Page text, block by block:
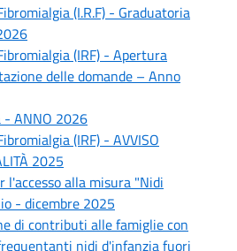
(I.R.F) - Graduatoria
(IRF) - Apertura
delle domande – Anno
ANNO 2026
(IRF) - AVVISO
2025
l'accesso alla misura "Nidi
- dicembre 2025
di contributi alle famiglie con
nidi d'infanzia fuori